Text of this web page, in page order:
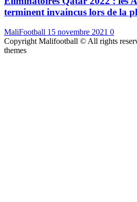
terminent invaincus lors de la
MaliFootball 15 novembre 2021 0
Copyright Malifootball © All rights
themes